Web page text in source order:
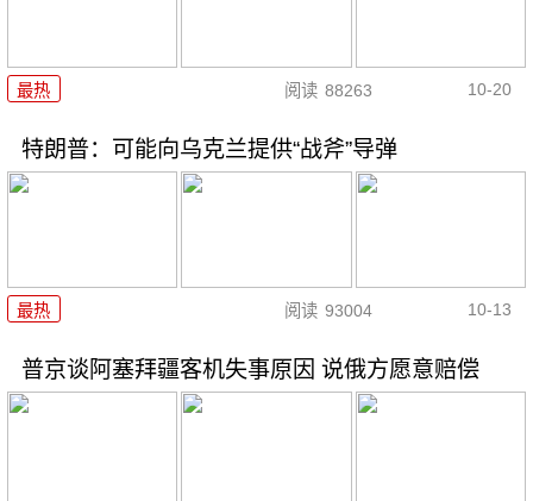
最热 阅读 88263 10-20
特朗普：可能向乌克兰提供“战斧”导弹
最热 阅读 93004 10-13
普京谈阿塞拜疆客机失事原因 说俄方愿意赔偿